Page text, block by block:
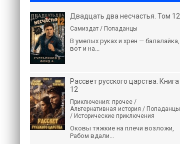
Двадцать два несчастья. Том 12
Самиздат / Попаданцы
В умелых руках и хрен — балалайка,
вот и на...
Рассвет русского царства. Книга
12
Приключения: прочее /
Альтернативная история / Попаданцы
/ Исторические приключения
Оковы тяжкие на плечи возложи,
Рабом вдали...